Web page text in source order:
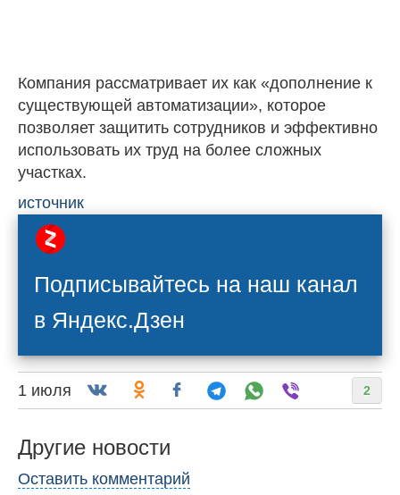
Компания рассматривает их как «дополнение к
существующей автоматизации», которое
позволяет защитить сотрудников и эффективно
использовать их труд на более сложных
участках.
источник
Подписывайтесь на наш канал
в Яндекс.Дзен
2
1 июля
Другие новости
Оставить комментарий